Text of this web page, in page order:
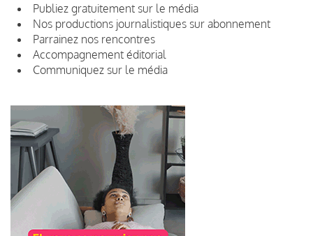
Publiez gratuitement sur le média
Nos productions journalistiques sur abonnement
Parrainez nos rencontres
Accompagnement éditorial
Communiquez sur le média